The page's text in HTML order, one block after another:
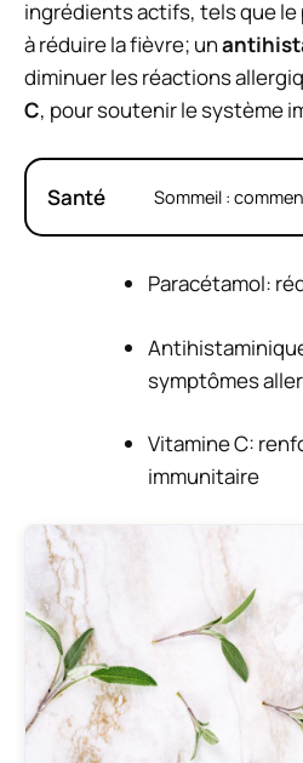
ingrédients actifs, tels que le
à réduire la fièvre; un
diminuer les réactions
C, pour soutenir le système
Santé Sommeil :
Paracétamol:
symptômes
Vitamine C:
immunitaire